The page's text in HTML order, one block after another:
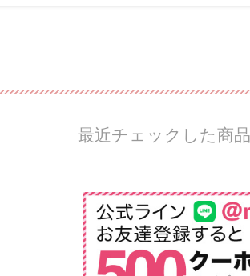
最近チェックした商